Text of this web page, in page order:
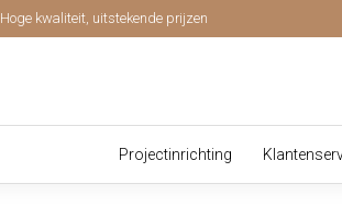
Hoge kwaliteit, uitstekende prijzen
Projectinrichting